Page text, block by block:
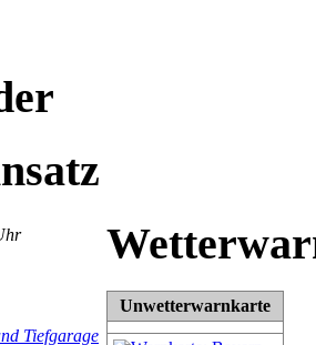
Unwetterwarnkarte